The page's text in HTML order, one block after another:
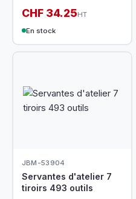
CHF 34.25HT
En stock
JBM-53904
Servantes d'atelier 7
tiroirs 493 outils